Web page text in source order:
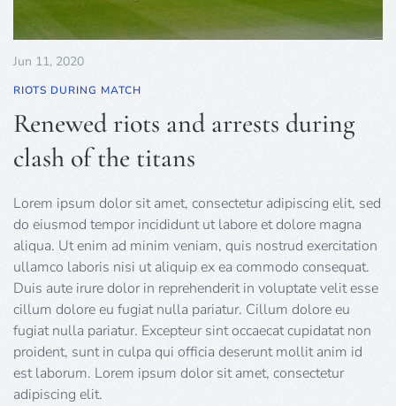
Jun 11, 2020
RIOTS DURING MATCH
Renewed riots and arrests during
clash of the titans
Lorem ipsum dolor sit amet, consectetur adipiscing elit, sed
do eiusmod tempor incididunt ut labore et dolore magna
aliqua. Ut enim ad minim veniam, quis nostrud exercitation
ullamco laboris nisi ut aliquip ex ea commodo consequat.
Duis aute irure dolor in reprehenderit in voluptate velit esse
cillum dolore eu fugiat nulla pariatur. Cillum dolore eu
fugiat nulla pariatur. Excepteur sint occaecat cupidatat non
proident, sunt in culpa qui officia deserunt mollit anim id
est laborum. Lorem ipsum dolor sit amet, consectetur
adipiscing elit.